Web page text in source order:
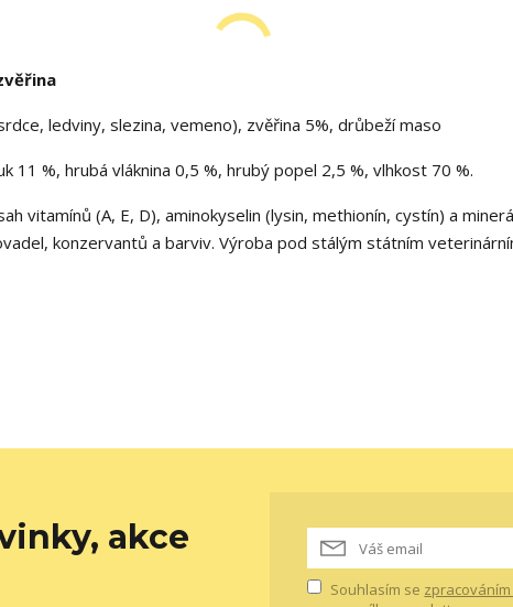
ledviny, slezina, vemeno), zvěřina 5%, drůbeží maso
11 %, hrubá vláknina 0,5 %, hrubý popel 2,5 %, vlhkost 70 %.
vitamínů (A, E, D), aminokyselin (lysin, methionín, cystín) a
konzervantů a barviv. Výroba pod stálým státním
akce
Souhlasím se